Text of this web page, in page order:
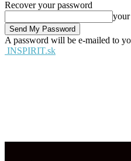
Recover your password
your
A password will be e-mailed to
INSPIRIT.sk